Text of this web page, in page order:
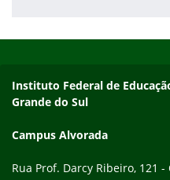
Endereço
Instituto Federal de
Grande do Sul
Campus Alvorada
Rua Prof. Darcy Ribeiro, 121